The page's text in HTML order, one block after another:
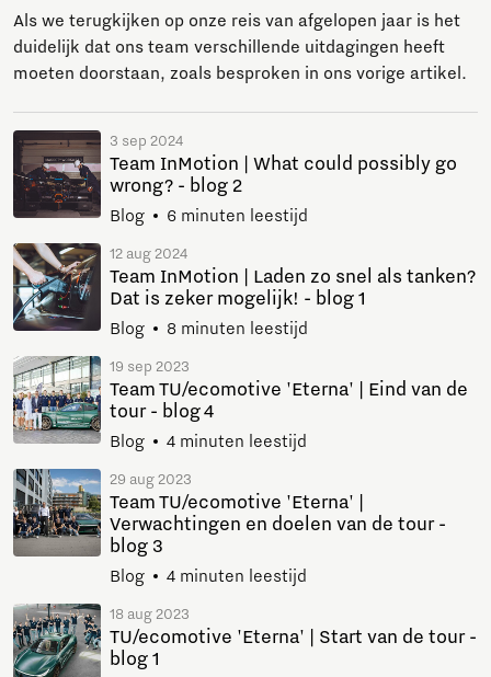
Als we terugkijken op onze reis van afgelopen jaar is het
duidelijk dat ons team verschillende uitdagingen heeft
moeten doorstaan, zoals besproken in ons vorige artikel.
3 sep 2024
Team InMotion | What could possibly go
wrong? - blog 2
Blog 6 minuten leestijd
12 aug 2024
Team InMotion | Laden zo snel als tanken?
Dat is zeker mogelijk! - blog 1
Blog 8 minuten leestijd
19 sep 2023
Team TU/ecomotive 'Eterna' | Eind van de
tour - blog 4
Blog 4 minuten leestijd
29 aug 2023
Team TU/ecomotive 'Eterna' |
Verwachtingen en doelen van de tour -
blog 3
Blog 4 minuten leestijd
18 aug 2023
TU/ecomotive 'Eterna' | Start van de tour -
blog 1